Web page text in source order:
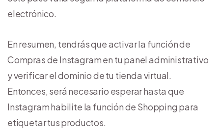
electrónico.
En resumen, tendrás que activar la función de
Compras de Instagram en tu panel administrativo
y verificar el dominio de tu tienda virtual.
Entonces, será necesario esperar hasta que
Instagram habilite la función de Shopping para
etiquetar tus productos.